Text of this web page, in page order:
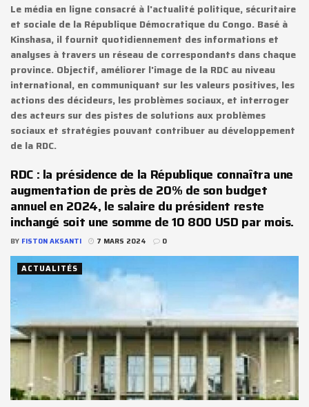
Le média en ligne consacré à l'actualité politique, sécuritaire
et sociale de la République Démocratique du Congo. Basé à
Kinshasa, il fournit quotidiennement des informations et
analyses à travers un réseau de correspondants dans chaque
province. Objectif, améliorer l'image de la RDC au niveau
international, en communiquant sur les valeurs positives, les
actions des décideurs, les problèmes sociaux, et interroger
des acteurs sur des pistes de solutions aux problèmes
sociaux et stratégies pouvant contribuer au développement
de la RDC.
RDC : la présidence de la République connaîtra une
augmentation de près de 20% de son budget
annuel en 2024, le salaire du président reste
inchangé soit une somme de 10 800 USD par mois.
BY FISTON AKSANTI 7 MARS 2024 0
ACTUALITÉS